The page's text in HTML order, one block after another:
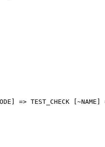
[~NAME]